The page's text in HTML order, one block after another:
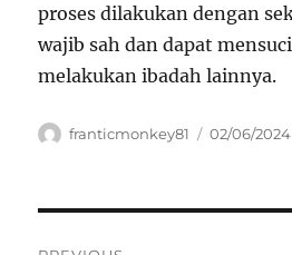
proses dilakukan dengan
wajib sah dan dapat
melakukan ibadah lainnya.
Author
franticmonkey81
Posted
02/06/2024